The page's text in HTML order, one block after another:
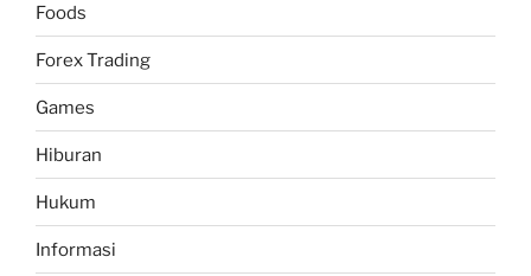
Foods
Forex Trading
Games
Hiburan
Hukum
Informasi